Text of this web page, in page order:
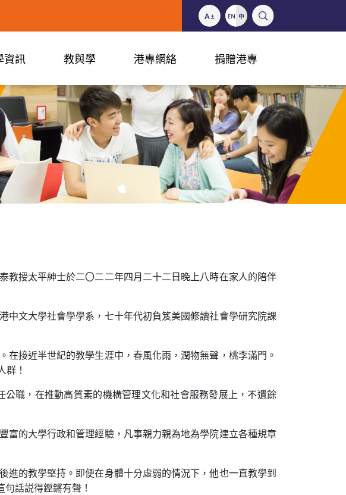
資訊 教與學 港專網絡 捐贈港專
授太平紳士於二〇二二年四月二十二日晚上八時在家人的陪伴
文大學社會學學系，七十年代初負笈美國修讀社會學研究院課
接近半世紀的教學生涯中，春風化雨，潤物無聲，桃李滿門。
！
職，在推動高質素的機構管理文化和社會服務發展上，不遺餘
的大學行政和管理經驗，凡事親力親為地為學院建立各種規章
的教學堅持。即便在身體十分虛弱的情況下，他也一直教學到
話説得鏗鏘有聲！